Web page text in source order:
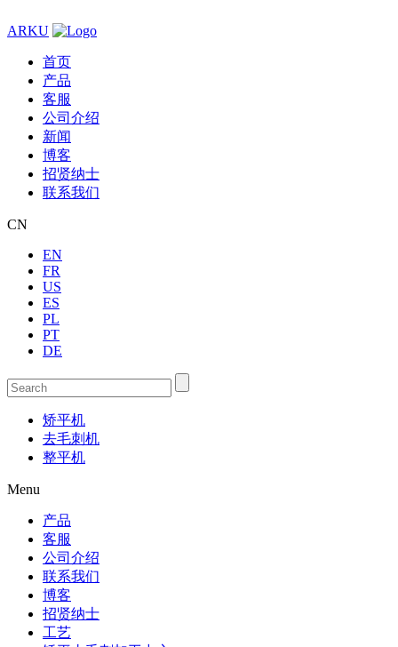
ARKU
首页
产品
客服
公司介绍
新闻
博客
招贤纳士
联系我们
CN
EN
FR
US
ES
PL
PT
DE
矫平机
去毛刺机
整平机
Menu
产品
客服
公司介绍
联系我们
博客
招贤纳士
工艺